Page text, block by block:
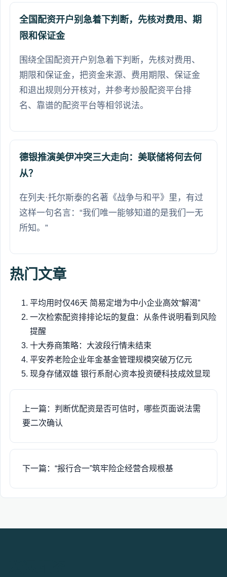
全国配资开户别急着下判断，先核对费用、期
限和保证金
围绕全国配资开户别急着下判断，先核对费用、
期限和保证金，把资金来源、费用期限、保证金
和退出规则分开核对，并参考炒股配资平台排
名、靠谱的配资平台等相邻说法。
德银推演美伊冲突三大走向：美联储将何去何
从？
在列夫·托尔斯泰的名著《战争与和平》里，有过
这样一句名言：“我们唯一能够知道的是我们一无
所知。”
热门文章
平均用时仅46天 简易定增为中小企业高效“解渴”
一次检索配资排排论坛的复盘：从条件说明看到风险
提醒
十大券商策略：大波段行情未结束
平安养老险企业年金基金管理规模突破万亿元
现身存储双雄 银行系耐心资本投资硬科技成效显现
上一篇：判断优配资是否可信时，哪些页面说法需
要二次确认
下一篇：“报行合一”筑牢险企经营合规根基